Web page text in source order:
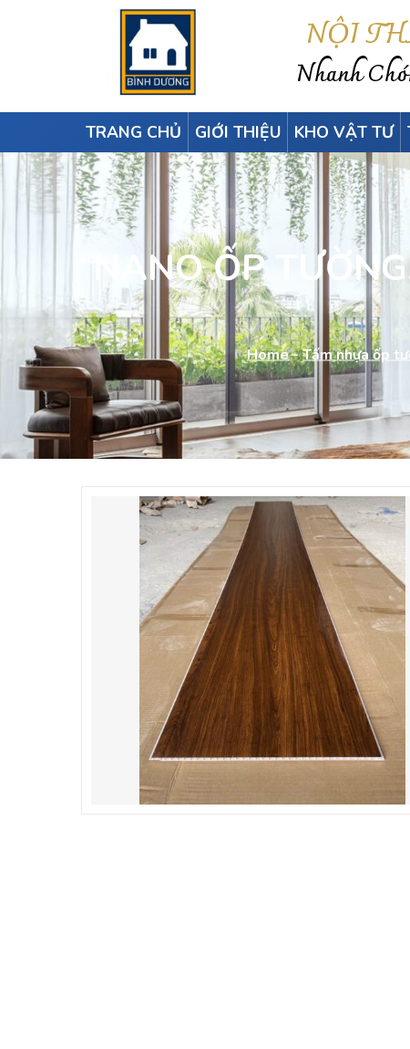
NỘI
Nhanh
TRANG CHỦ GIỚI THIỆU KHO VẬT TƯ
NANO ỐP
Home-Tấm nhựa ốp